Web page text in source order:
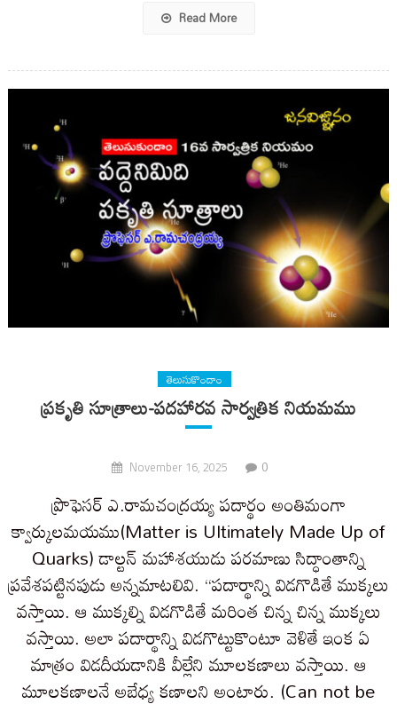
Read More
తెలుసుకొందాం
ప్రకృతి సూత్రాలు-పదహారవ సార్వత్రిక నియమము
November 16, 2025 0
ప్రొఫెసర్ ఎ.రామచంద్రయ్య పదార్థం అంతిమంగా
క్వార్కులమయము(Matter is Ultimately Made Up of
Quarks) డాల్టన్ మహాశయుడు పరమాణు సిద్ధాంతాన్ని
ప్రవేశపట్టినపుడు అన్నమాటలివి. “పదార్థాన్ని విడగొడితే ముక్కలు
వస్తాయి. ఆ ముక్కల్ని విడగొడితే మరింత చిన్న చిన్న ముక్కలు
వస్తాయి. అలా పదార్థాన్ని విడగొట్టుకొంటూ వెళితే ఇంక ఏ
మాత్రం విడదీయడానికి వీల్లేని మూలకణాలు వస్తాయి. ఆ
మూలకణాలనే అబేధ్య కణాలని అంటారు. (Can not be